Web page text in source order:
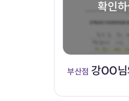
확인
부산점 강OO